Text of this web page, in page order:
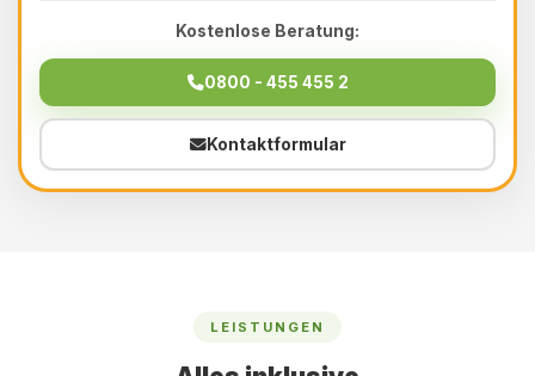
Kostenlose Beratung:
0800 - 455 455 2
Kontaktformular
LEISTUNGEN